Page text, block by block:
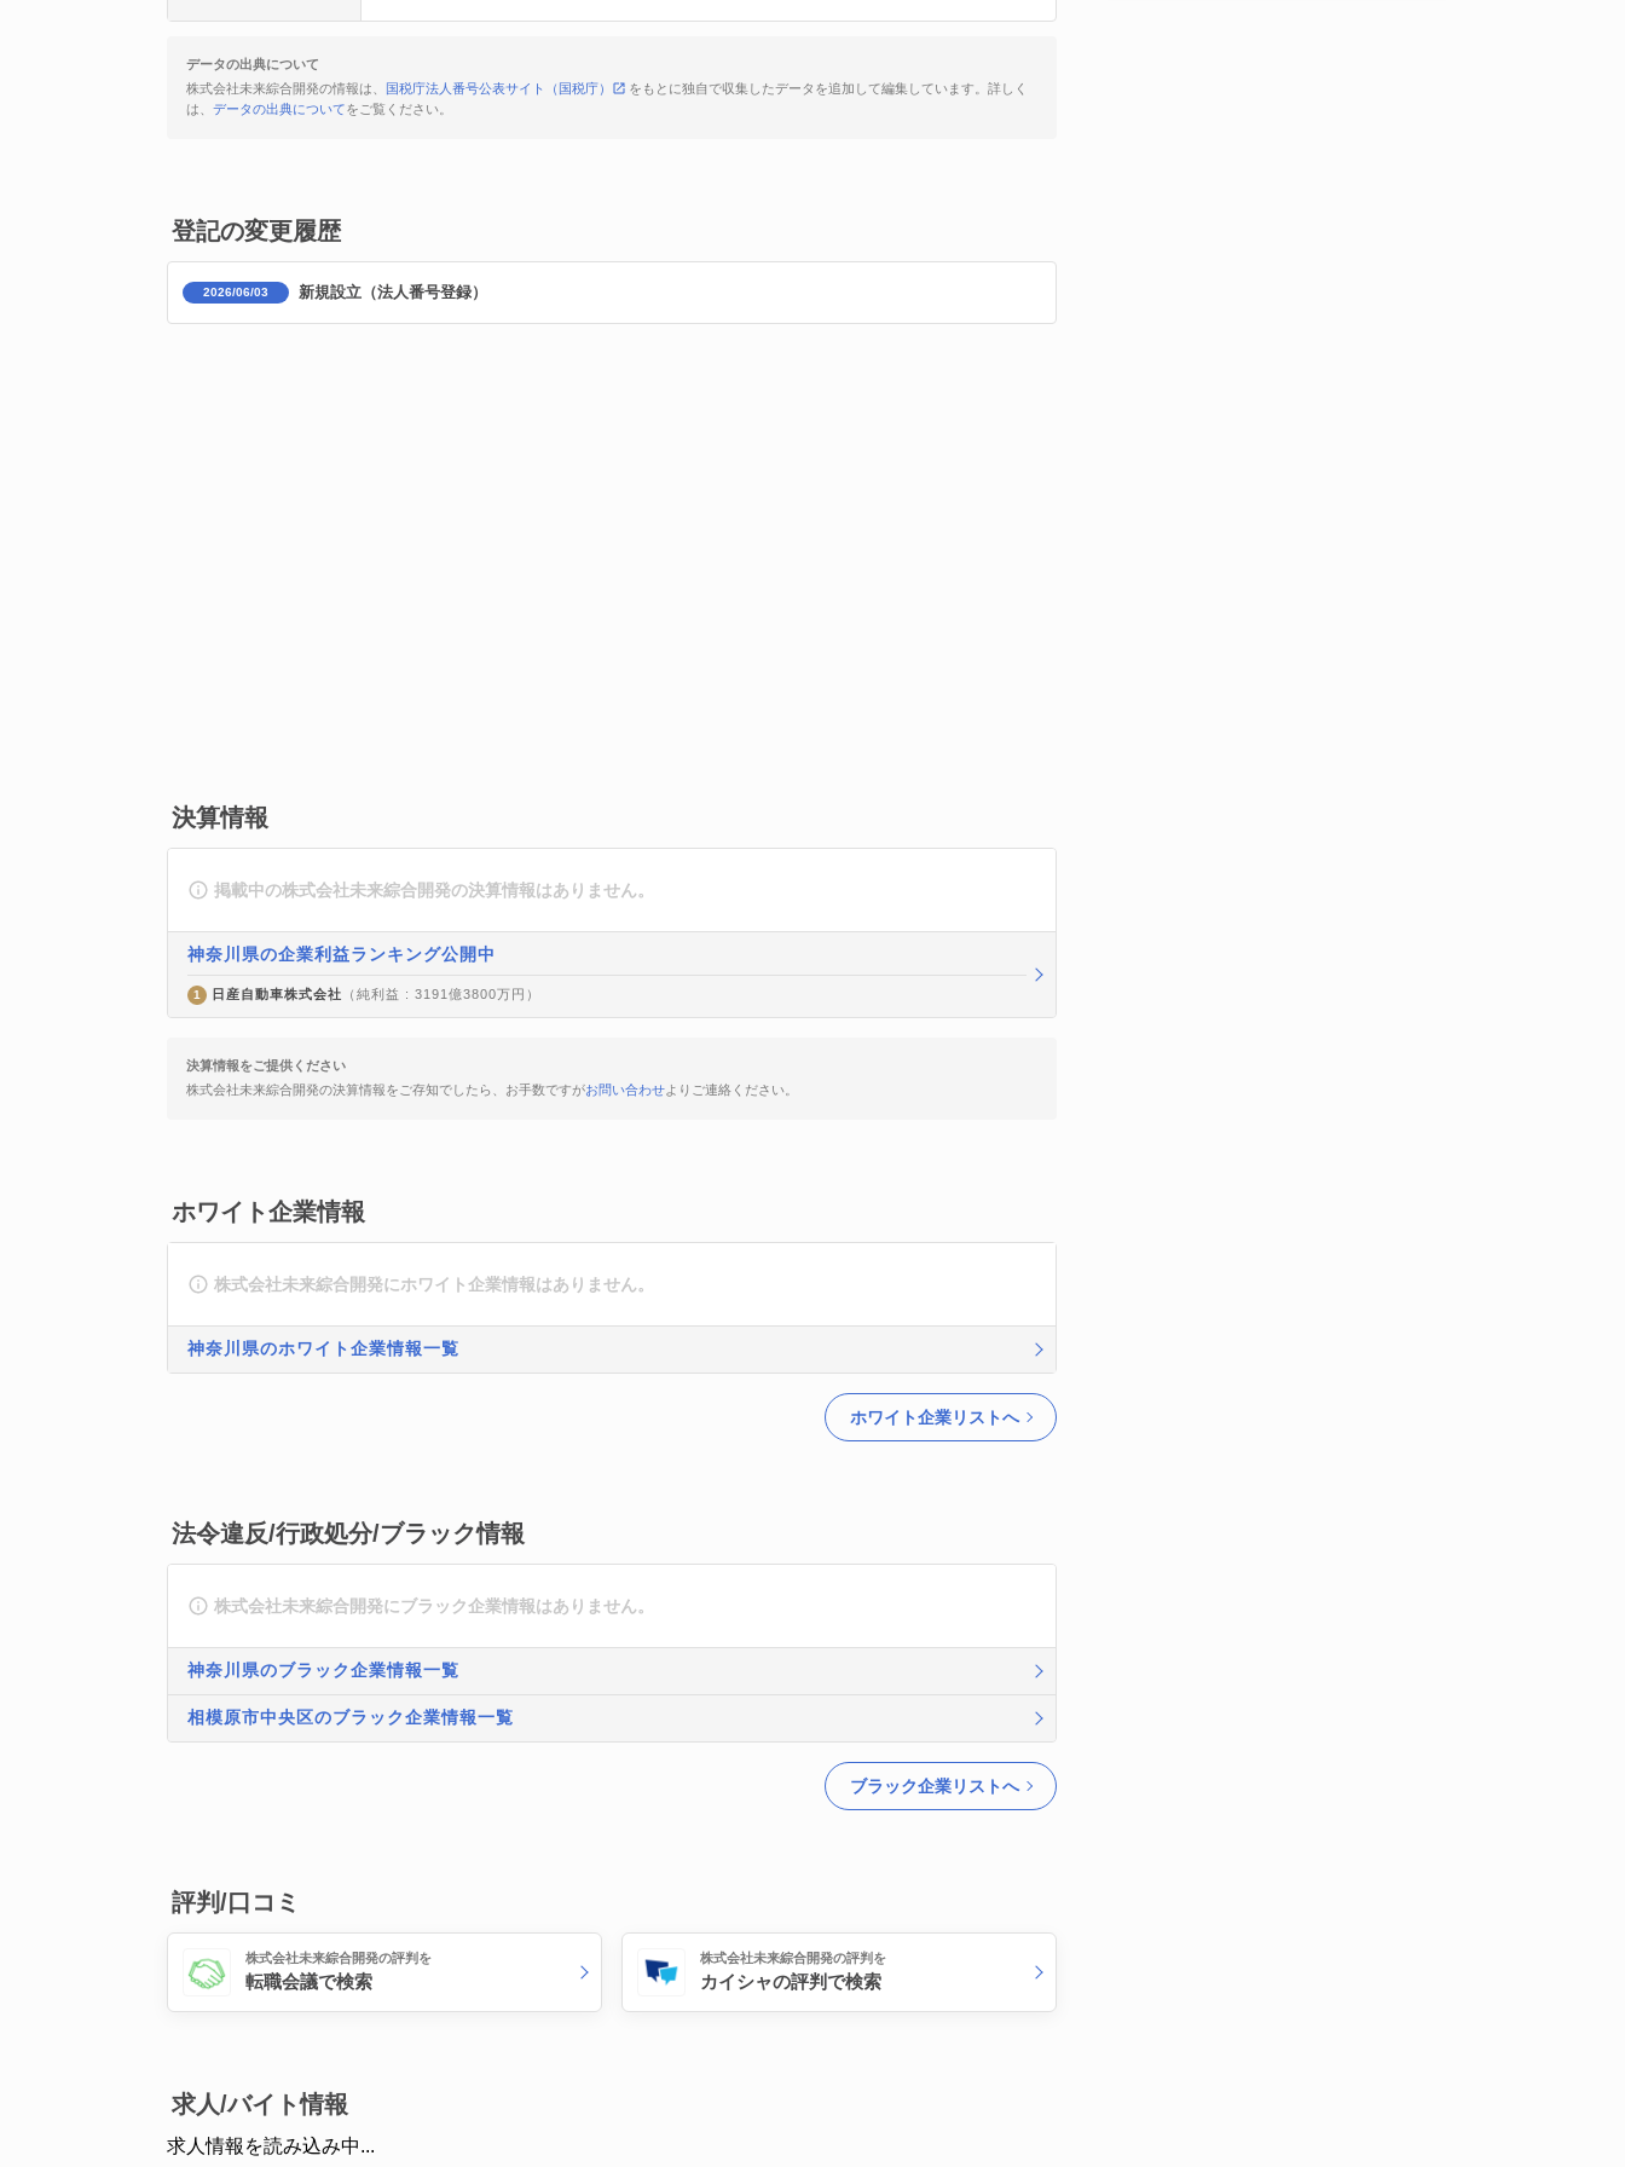
データの出典について
株式会社未来綜合開発の情報は、
国税庁法人番号公表サイト（国税庁）
をもとに独自で収集したデータを追加して編集しています。詳しく
は、 データの出典についてをご覧ください。
登記の変更履歴
2026/06/03 新規設立（法人番号登録）
決算情報
掲載中の株式会社未来綜合開発の決算情報はありません。
神奈川県の企業利益ランキング公開中
1 日産自動車株式会社 （純利益 : 3191億3800万円）
決算情報をご提供ください
株式会社未来綜合開発の決算情報をご存知でしたら、お手数ですがお問い合わせよりご連絡ください。
ホワイト企業情報
株式会社未来綜合開発にホワイト企業情報はありません。
神奈川県のホワイト企業情報一覧
ホワイト企業リストへ
法令違反/行政処分/ブラック情報
株式会社未来綜合開発にブラック企業情報はありません。
神奈川県のブラック企業情報一覧
相模原市中央区のブラック企業情報一覧
ブラック企業リストへ
評判/口コミ
株式会社未来綜合開発の評判を
転職会議で検索
株式会社未来綜合開発の評判を
カイシャの評判で検索
求人/バイト情報
求人情報を読み込み中...